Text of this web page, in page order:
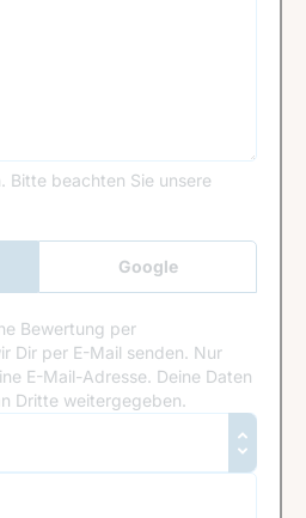
Bitte beachten Sie unsere
Google
Anmeldung
Bewertung per
Dir per E-Mail senden. Nur
E-Mail-Adresse. Deine Daten
Dritte weitergegeben.